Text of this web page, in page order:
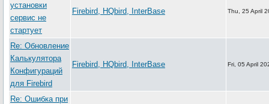
установки
сервис не
стартует
Firebird, HQbird, InterBase Thu, 25 April
Re: Обновление
Калькулятора
Конфигураций
для Firebird
Firebird, HQbird, InterBase Fri, 05 April
Re: Ошибка при